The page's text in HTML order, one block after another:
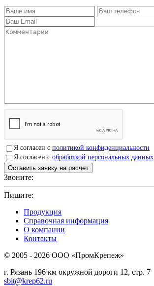
Я согласен с политикой конфиденциальности
Я согласен с обработкой персональных данных
Звоните:
Пишите:
Продукция
Справочная информация
О компании
Контакты
© 2005 - 2026 OOO «ПромКрепеж»
г. Рязань 196 км окружной дороги 12, стр. 7
sbit@krep62.ru